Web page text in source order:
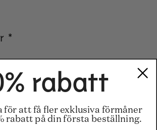
*
kommentarer måste godkännas
rabatt
för att få fler exklusiva förmåner
rabatt på din första beställning.